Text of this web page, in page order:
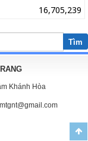
16,705,239
Tìm
Khánh Hòa